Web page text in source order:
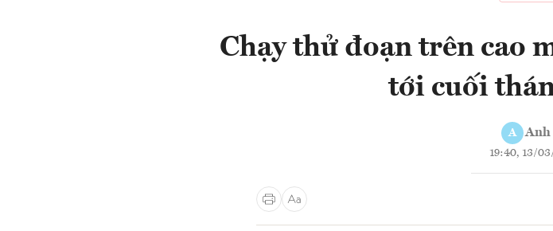
Chạy thử đoạn trên cao
tới cuối
A Anh
19:40, 13/